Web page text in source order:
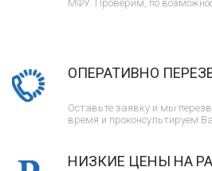
МФУ. Проверим, по
ОПЕРАТИВНО
Оставьте заявку и мы
время и проконсультируем
НИЗКИЕ ЦЕНЫ НА